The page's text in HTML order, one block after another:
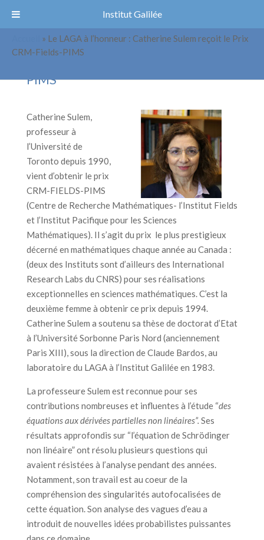
» Le LAGA à l’honneur : Catherine Sulem reçoit le Prix
CRM-Fields-PIMS
Le LAGA à l’honneur : Catherine
PIMS
Catherine Sulem,
professeur à
l’Université de
Toronto depuis 1990,
vient d’obtenir le prix
CRM-FIELDS-PIMS
(Centre de Recherche Mathématiques- l’Institut Fields
et l’Institut Pacifique pour les Sciences
Mathématiques). Il s’agit du prix le plus prestigieux
décerné en mathématiques chaque année au Canada :
(deux des Instituts sont d’ailleurs des International
Research Labs du CNRS) pour ses réalisations
exceptionnelles en sciences mathématiques. C’est la
deuxième femme à obtenir ce prix depuis 1994.
Catherine Sulem a soutenu sa thèse de doctorat d’Etat
à l’Université Sorbonne Paris Nord (anciennement
Paris XIII), sous la direction de Claude Bardos, au
laboratoire du LAGA à l’Institut Galilée en 1983.
La professeure Sulem est reconnue pour ses
contributions nombreuses et influentes à l’étude “des
équations aux dérivées partielles non linéaires”. Ses
résultats approfondis sur “l’équation de Schrödinger
non linéaire” ont résolu plusieurs questions qui
avaient résistées à l’analyse pendant des années.
Notamment, son travail est au coeur de la
compréhension des singularités autofocalisées de
cette équation. Son analyse des vagues d’eau a
introduit de nouvelles idées probabilistes puissantes
Institut Galilée